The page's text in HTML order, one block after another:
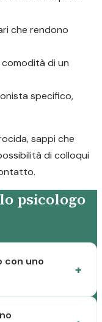
che rendono
di un
specifico,
sappi che
di colloqui
psicologo
con uno